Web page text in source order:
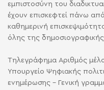
εμπιστοσύνη του
έχουν επισκεφτεί πάνω
καθημερινή
όλης της
Τηλεγράφημα Αριθμός
Υπουργείο Ψηφιακής
ενημέρωσης - Γενική